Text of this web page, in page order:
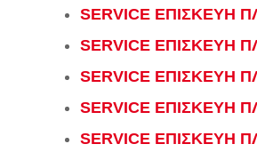
SERVICE ΕΠΙΣΚΕΥΗ
SERVICE ΕΠΙΣΚΕΥΗ
SERVICE ΕΠΙΣΚΕΥΗ
SERVICE ΕΠΙΣΚΕΥΗ
SERVICE ΕΠΙΣΚΕΥΗ